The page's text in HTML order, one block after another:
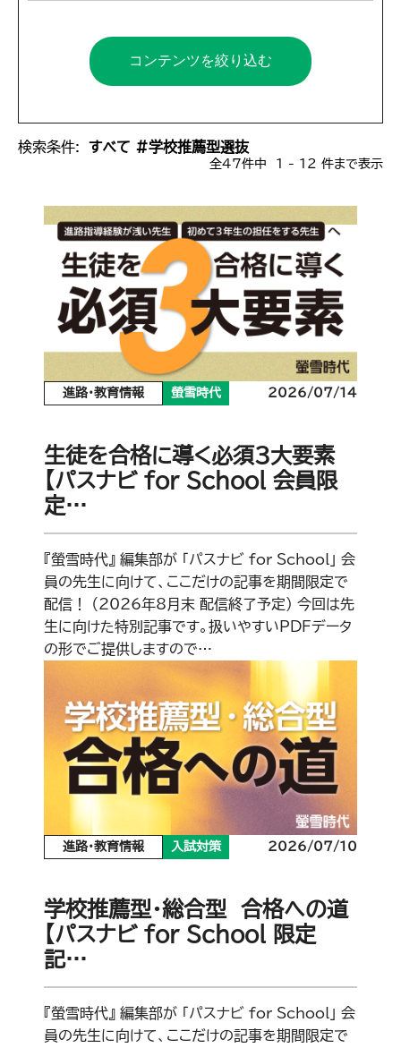
コンテンツを絞り込む
検索条件: すべて #学校推薦型選抜
全47件中 1 - 12 件まで表示
進路・教育情報 螢雪時代 2026/07/14
生徒を合格に導く必須3大要素
【パスナビ for School 会員限
定…
『螢雪時代』 編集部が 「パスナビ for School」 会
員の先生に向けて、ここだけの記事を期間限定で
配信！ （2026年8月末 配信終了予定） 今回は先
生に向けた特別記事です。扱いやすいPDFデータ
の形でご提供しますので…
進路・教育情報 入試対策 2026/07/10
学校推薦型・総合型 合格への道
【パスナビ for School 限定
記…
『螢雪時代』 編集部が 「パスナビ for School」 会
員の先生に向けて、ここだけの記事を期間限定で